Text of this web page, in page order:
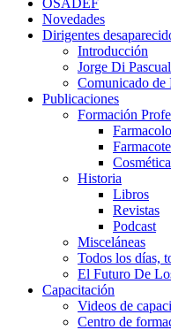
Novedades
Dirigentes
Introducción
Jorge Di
Comunicado de
Publicaciones
Formación
Cosmética
Historia
Libros
Revistas
Podcast
Misceláneas
Todos los días,
El Futuro De
Capacitación
Videos de
Centro de